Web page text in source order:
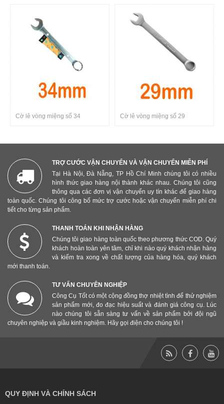
Cờ lê vòng miệng số 34 Cờ lê vòng miệng số 29
TRỢ CƯỚC VẬN CHUYỂN VÀ VẬN CHUYỂN MIỄN PHÍ
Tại Hà Nội, Đà Nẵng, TP Hồ Chí Minh chúng tôi có nhiều
hình thức giao hàng nội thành khác nhau. Chúng tôi cũng
thông qua các đơn vị vận chuyển uy tín khác để giao hàng
toàn quốc. Chúng tôi công bố mức trợ cước hoặc vận chuyển miễn phí chi
tiết cho từng sản phẩm.
THANH TOÁN KHI NHẬN HÀNG
Chúng tôi giao hàng toàn quốc theo phương thức COD. Quý
khách hoàn toàn yên tâm, chỉ khi nào quý khách nhận hàng
và kiểm tra xong về chất lượng của hàng hóa, quý khách
mới thanh toán.
TƯ VẤN CHUYÊN NGHIỆP
Công Cụ Tốt có một cộng đồng thợ nhiệt tình để thử nghiệm
sản phẩm mới, đo đạc hiệu suất và đánh giá công cụ. Lúc
nào chúng tôi sẵn sàng tư vấn về sản phẩm bởi đội ngũ
chuyên nghiệp và giầu kinh nghiệm. Hãy gọi điện cho chúng tôi !
QUY ĐỊNH VÀ CHÍNH SÁCH